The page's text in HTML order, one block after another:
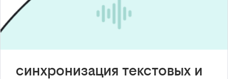
синхронизация текстовых и